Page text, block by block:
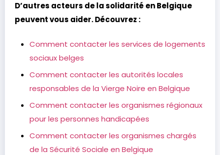
D’autres acteurs de la solidarité en Belgique
peuvent vous aider. Découvrez :
Comment contacter les services de logements
sociaux belges
Comment contacter les autorités locales
responsables de la Vierge Noire en Belgique
Comment contacter les organismes régionaux
pour les personnes handicapées
Comment contacter les organismes chargés
de la Sécurité Sociale en Belgique